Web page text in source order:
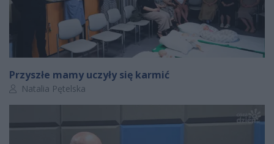
Przyszłe mamy uczyły się karmić
Autor artykułu:
Natalia Pętelska